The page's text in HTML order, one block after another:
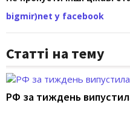
bigmir)net у facebook
Статті на тему
РФ за тиждень